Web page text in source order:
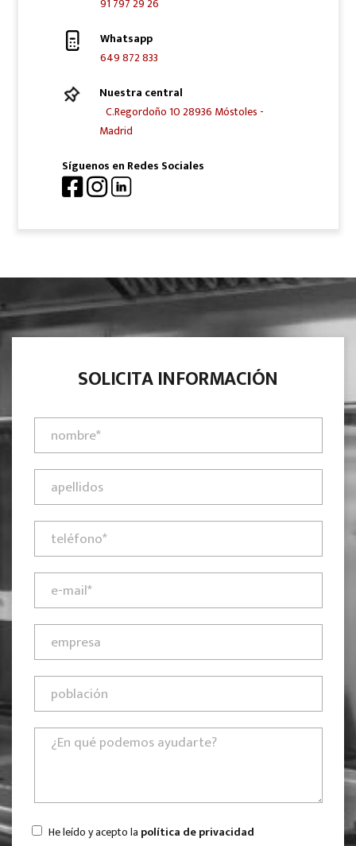
Whatsapp
649 872 833
Nuestra central
C.Regordoño 10 28936 Móstoles -
Madrid
Síguenos en Redes Sociales
SOLICITA INFORMACIÓN
He leído y acepto la política de privacidad